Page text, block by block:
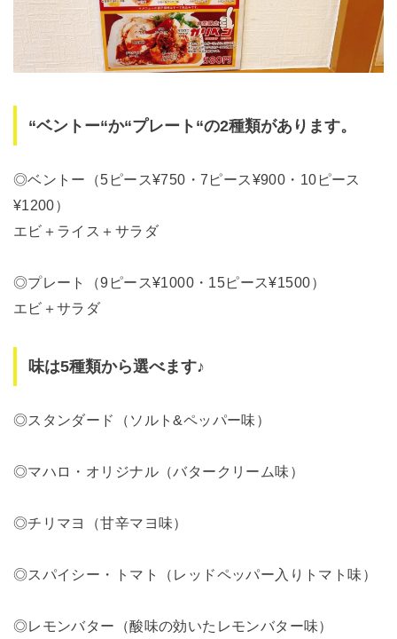
“ベントー“か“プレート“の2種類があります。
◎ベントー（5ピース¥750・7ピース¥900・10ピース
¥1200）
エビ＋ライス＋サラダ
◎プレート（9ピース¥1000・15ピース¥1500）
エビ＋サラダ
味は5種類から選べます♪
◎スタンダード（ソルト&ペッパー味）
◎マハロ・オリジナル（バタークリーム味）
◎チリマヨ（甘辛マヨ味）
◎スパイシー・トマト（レッドペッパー入りトマト味）
◎レモンバター（酸味の効いたレモンバター味）